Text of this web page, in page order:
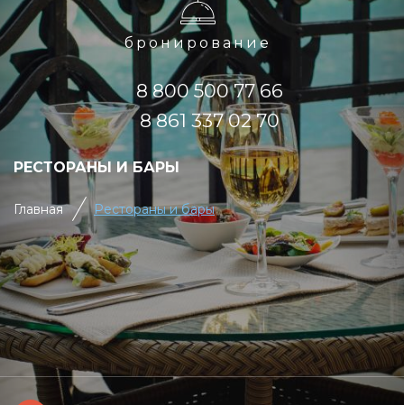
бронирование
8 800 500 77 66
8 861 337 02 70
РЕСТОРАНЫ И БАРЫ
Главная Рестораны и бары